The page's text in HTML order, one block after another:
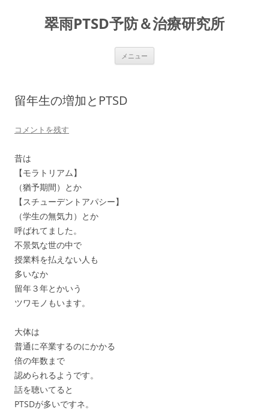
翠雨PTSD予防＆治療研究所
メニュー
留年生の増加とPTSD
コメントを残す
昔は
【モラトリアム】
（猶予期間）とか
【スチューデントアパシー】
（学生の無気力）とか
呼ばれてました。
不景気な世の中で
授業料を払えない人も
多いなか
留年３年とかいう
ツワモノもいます。
大体は
普通に卒業するのにかかる
倍の年数まで
認められるようです。
話を聴いてると
PTSDが多いですネ。